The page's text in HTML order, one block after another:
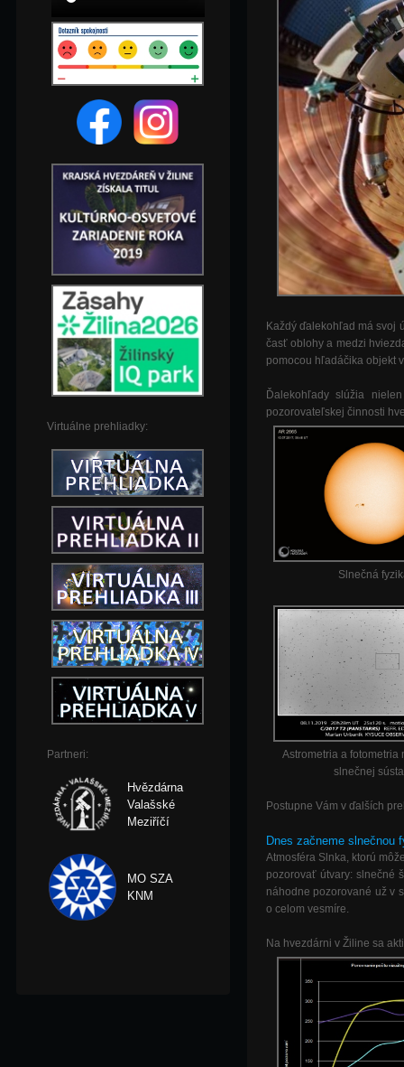
Virtuálne prehliadky:
Partneri:
Hvězdárna
Valašské
Meziříčí
MO SZA
KNM
Každý ďalekohľad má svoj
časť oblohy a medzi
pomocou hľadáčika objekt
Ďalekohľady slúžia
pozorovateľskej činnosti
Slnečná
Astrometria a fotometria
slnečnej
Postupne Vám v ďalších
Dnes začneme slnečnou
Atmosféra Slnka, ktorú
pozorovať útvary: slnečné
náhodne pozorované už v
o celom vesmíre.
Na hvezdárni v Žiline sa